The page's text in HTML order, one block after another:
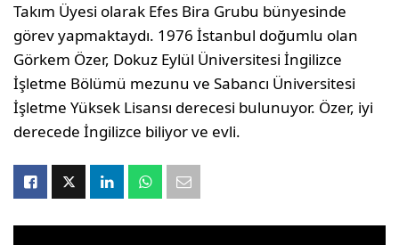
Takım Üyesi olarak Efes Bira Grubu bünyesinde
görev yapmaktaydı. 1976 İstanbul doğumlu olan
Görkem Özer, Dokuz Eylül Üniversitesi İngilizce
İşletme Bölümü mezunu ve Sabancı Üniversitesi
İşletme Yüksek Lisansı derecesi bulunuyor. Özer, iyi
derecede İngilizce biliyor ve evli.